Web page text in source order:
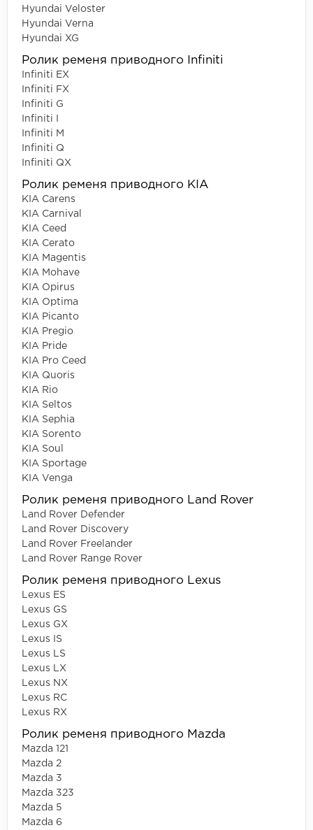
Hyundai Veloster
Hyundai Verna
Hyundai XG
Ролик ременя приводного Infiniti
Infiniti EX
Infiniti FX
Infiniti G
Infiniti I
Infiniti M
Infiniti Q
Infiniti QX
Ролик ременя приводного KIA
KIA Carens
KIA Carnival
KIA Ceed
KIA Cerato
KIA Magentis
KIA Mohave
KIA Opirus
KIA Optima
KIA Picanto
KIA Pregio
KIA Pride
KIA Pro Ceed
KIA Quoris
KIA Rio
KIA Seltos
KIA Sephia
KIA Sorento
KIA Soul
KIA Sportage
KIA Venga
Ролик ременя приводного Land Rover
Land Rover Defender
Land Rover Discovery
Land Rover Freelander
Land Rover Range Rover
Ролик ременя приводного Lexus
Lexus ES
Lexus GS
Lexus GX
Lexus IS
Lexus LS
Lexus LX
Lexus NX
Lexus RC
Lexus RX
Ролик ременя приводного Mazda
Mazda 121
Mazda 2
Mazda 3
Mazda 323
Mazda 5
Mazda 6